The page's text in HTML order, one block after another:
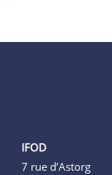
IFOD
7 rue d’Astorg